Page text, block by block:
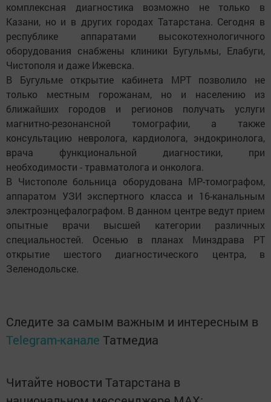
комплексная диагностика возможно не только в
Казани, но и в других городах Татарстана. Сегодня в
республике аппаратами высокотехнологичного
оборудования снабжены клиники Бугульмы, Елабуги,
Чистополя и даже Ижевска.
В Бугульме открытие кабинета МРТ позволило не
только местным горожанам, но и населению из
ближайших городов и регионов получать услуги
магнитно-резонансной томографии, а также
консультацию невролога, кардиолога, эндокринолога,
врача функциональной диагностики, при
необходимости - травматолога и онколога.
В Чистополе больница оборудована МР-томографом,
аппаратом УЗИ экспертного класса и 16-канальным
электроэнцефалографом. В данном центре ведут прием
опытные врачи высшей категории различных
специальностей. Осенью в планах Минздрава РТ
открытие шестого диагностического центра, в
Зеленодольске.
Следите за самым важным и интересным в
Telegram-канале Татмедиа
Читайте новости Татарстана в